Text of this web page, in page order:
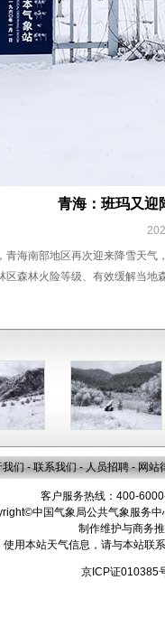
青海：班玛又迎
青海南部地区再次迎来降雪天
区森林火险等级、有效缓解当
我们 - 联系我们 - 人员招聘 - 网站
客户服务热线：400-
中国气象局公共气象服务
制作维护与商务
使用本站天气信息，请与本站联
京ICP证010385